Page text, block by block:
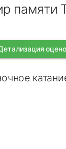
памяти